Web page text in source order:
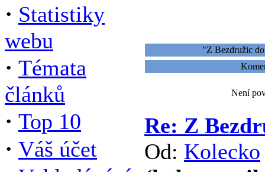
· Statistiky
webu
· Témata
článků
· Top 10
· Váš účet
"Z Bezdružic
Není
Re: Z
Od: Kolecko